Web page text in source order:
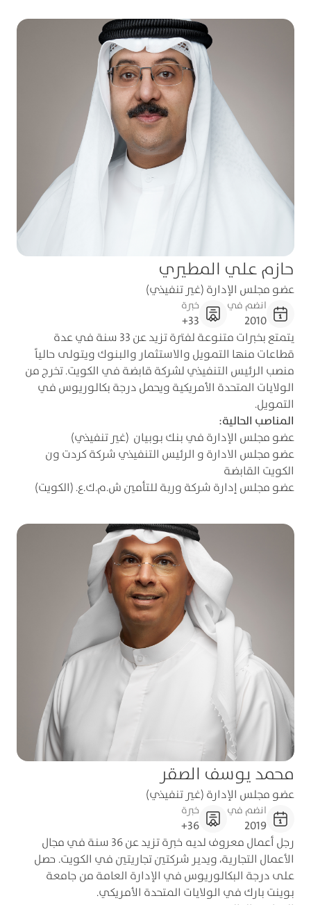
حازم علي المطيري
عضو مجلس الإدارة (غير تنفيذي)
انضم في
2010
خبرة
33+
يتمتع بخبرات متنوعة لفترة تزيد عن 33 سنة في عدة
قطاعات منها التمويل والاستثمار والبنوك ويتولى حالياً
منصب الرئيس التنفيذي لشركة قابضة في الكويت. تخرج من
الولايات المتحدة الأمريكية ويحمل درجة بكالوريوس في
التمويل.
المناصب الحالية:
عضو مجلس الإدارة في بنك بوبيان (غير تنفيذي)
عضو مجلس الادارة و الرئيس التنفيذي شركة كردت ون
الكويت القابضة
عضو مجلس إدارة شركة وربة للتأمين ش.م.ك.ع. (الكويت)
محمد يوسف الصقر
عضو مجلس الإدارة (غير تنفيذي)
انضم في
2019
خبرة
36+
رجل أعمال معروف لديه خبرة تزيد عن 36 سنة في مجال
الأعمال التجارية، ويدير شركتين تجاريتين في الكويت. حصل
على درجة البكالوريوس في الإدارة العامة من جامعة
بوينت بارك في الولايات المتحدة الأمريكي.